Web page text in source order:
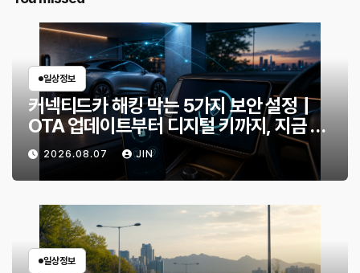
일상정보
커넥티드카 해킹 막는 5가지 보안 설정｜
OTA 업데이트부터 디지털 키까지, 지금 확
인할 것은?
2026.08.07 JIN
일상정보